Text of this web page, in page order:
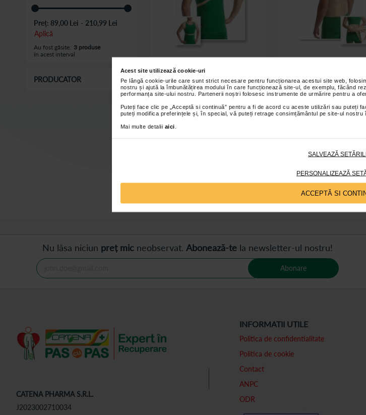
Acest site utilizează cookie-uri
Pe lângă cookie-urile care sunt strict necesare pentru funcționarea acestui site web,
nostru și ajută la îmbunătățirea modului în care funcționează site-ul, de exemplu, făcând
performanța site-ului nostru. Partenerii noștri folosesc instrumente de urmărire pentru a
Puteți face clic pe „Acceptă si continuă” pentru a fi de acord cu aceste utilizări sau puteți
puteți modifica preferințele și, în special, vă puteți retrage consimțământul pe site-ul nostru
Mai multe detalii aici
SALVEAZĂ
PERSONALIZEAZĂ
ACCEPTĂ SI
Orteza cervico-toracica rigida,
Medtextile, Cod 2024
Orteza corset toraco-
atele metalice,
2035
Preț: 89,00 Lei - 210,99 Lei
Aplică
Au fost găsite: 3 produse
în acest interval
PRODUCATOR
Nu lăsa niciun preț mic neobservat. Abonează-te la newsletter-ul nostru!
Abonare
CATENA PHARMA S.R.L.
J2023002710034
INFORMATII UTILE
Politica de confidentialitate
Politica de cookie
Contact
ANPC
ODR